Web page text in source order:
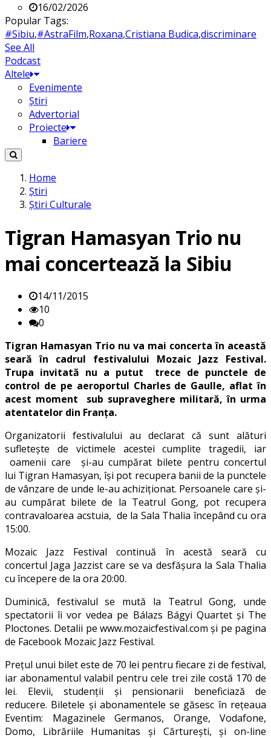
16/02/2026
Popular Tags:
#Sibiu,#AstraFilm,Roxana,Cristiana Budica,discriminare
See All
Podcast
Altele
Evenimente
Știri
Advertorial
Proiecte
Bariere
Home
Știri
Știri Culturale
Tigran Hamasyan Trio nu
mai concertează la Sibiu
14/11/2015
10
0
Tigran Hamasyan Trio nu va mai concerta în această
seară în cadrul festivalului Mozaic Jazz Festival.
Trupa invitată nu a putut trece de punctele de
control de pe aeroportul Charles de Gaulle, aflat în
acest moment sub supraveghere militară, în urma
atentatelor din Franța.
Organizatorii festivalului au declarat că sunt alături
sufletește de victimele acestei cumplite tragedii, iar
oamenii care și-au cumpărat bilete pentru concertul
lui Tigran Hamasyan, își pot recupera banii de la punctele
de vânzare de unde le-au achiziționat. Persoanele care și-
au cumpărat bilete de la Teatrul Gong, pot recupera
contravaloarea acstuia, de la Sala Thalia începând cu ora
15:00.
Mozaic Jazz Festival continuă în acestă seară cu
concertul Jaga Jazzist care se va desfășura la Sala Thalia
cu începere de la ora 20:00.
Duminică, festivalul se mută la Teatrul Gong, unde
spectatorii îi vor vedea pe Bálazs Bágyi Quartet și The
Ploctones. Detalii pe www.mozaicfestival.com și pe pagina
de Facebook Mozaic Jazz Festival.
Prețul unui bilet este de 70 lei pentru fiecare zi de festival,
iar abonamentul valabil pentru cele trei zile costă 170 de
lei. Elevii, studenții și pensionarii beneficiază de
reducere. Biletele și abonamentele se găsesc în rețeaua
Eventim: Magazinele Germanos, Orange, Vodafone,
Domo, Librăriile Humanitas și Cărturești, și on-line